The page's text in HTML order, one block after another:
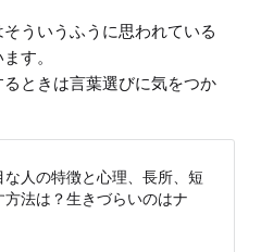
ういうふうに思われている
す。
るときは言葉選びに気をつか
な人の特徴と心理、長所、短
方法は？生きづらいのはナ